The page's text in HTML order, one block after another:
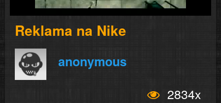
Reklama na Nike
anonymous
2834x